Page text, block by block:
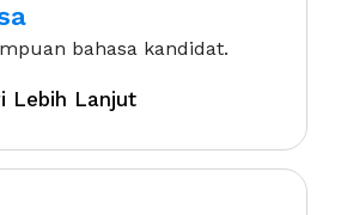
bahasa kandidat.
Lebih Lanjut
Lanjut